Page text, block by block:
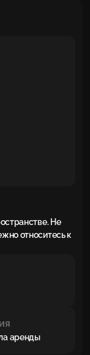
Не
относитесь к
аренды